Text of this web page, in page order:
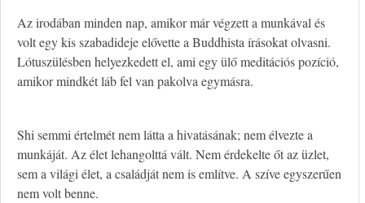
Az irodában minden nap, amikor már végzett a munkával és
volt egy kis szabadideje elővette a Buddhista írásokat olvasni.
Lótuszülésben helyezkedett el, ami egy ülő meditációs pozíció,
amikor mindkét láb fel van pakolva egymásra.
Shi semmi értelmét nem látta a hivatásának; nem élvezte a
munkáját. Az élet lehangolttá vált. Nem érdekelte őt az üzlet,
sem a világi élet, a családját nem is említve. A szíve egyszerűen
nem volt benne.